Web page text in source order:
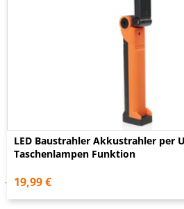
LED Baustrahler Akkustrahler per
Taschenlampen Funktion
19,99 €